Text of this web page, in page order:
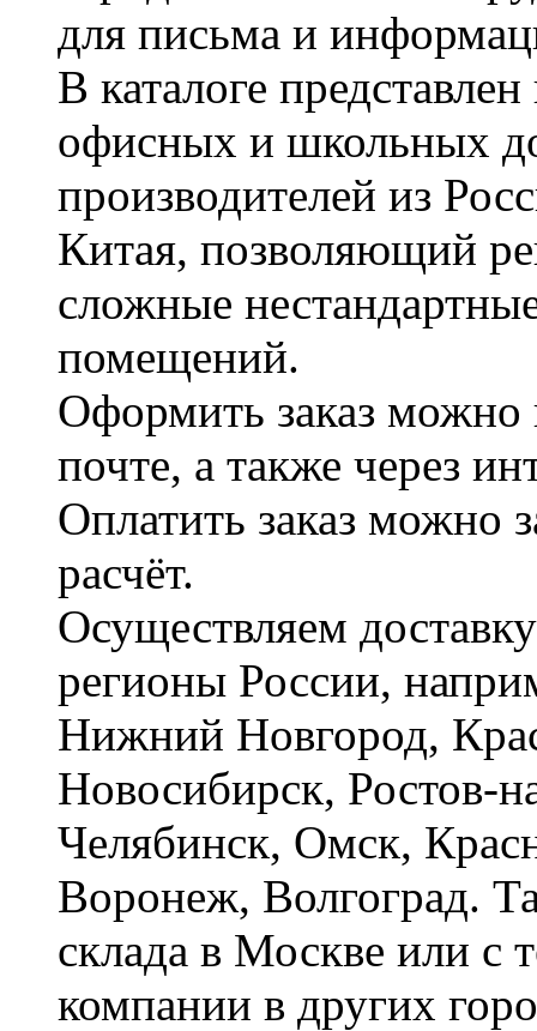
для письма и
В каталоге
офисных и школьных
производителей из
Китая, позволяющий
сложные
помещений.
Оформить заказ можно
почте, а также через
Оплатить заказ можно
расчёт.
Осуществляем
регионы России,
Нижний Новгород,
Новосибирск, Ростов-
Челябинск, Омск,
Воронеж, Волгоград.
склада в Москве или с
компании в других